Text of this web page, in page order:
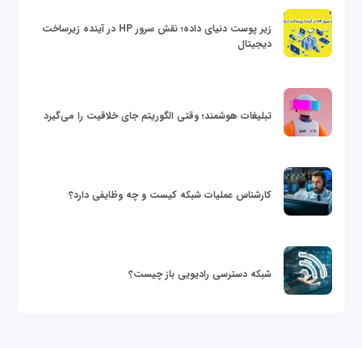
زیر پوست دنیای داده؛ نقش سرور HP در آینده زیرساخت
دیجیتال
تبلیغات هوشمند؛ وقتی الگوریتم جای خلاقیت را می‌گیرد
کارشناس عملیات شبکه کیست و چه وظایفی دارد؟
شبکه دسترسی رادیویی باز چیست؟